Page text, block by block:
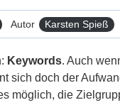
Autor Karsten Spieß
Keywords. Auch
sich doch der
möglich, die